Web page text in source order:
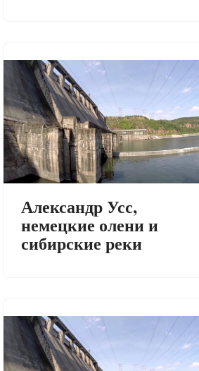
Александр Усс,
немецкие олени и
сибирские реки